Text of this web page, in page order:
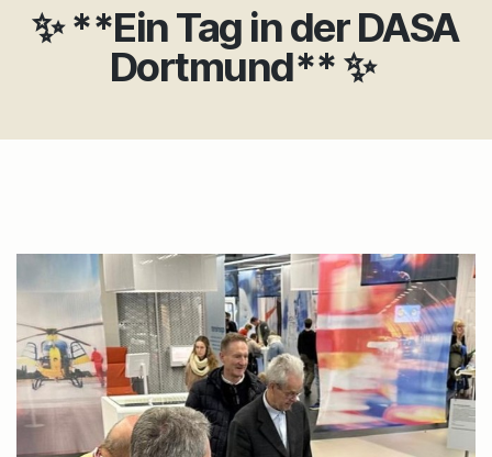
✨ **Ein Tag in der DASA
Dortmund** ✨